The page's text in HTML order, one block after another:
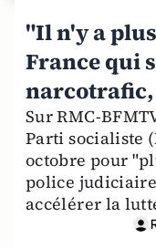
"Il n'y a
France qui
narcotrafic,
Sur RMC-
Parti socialiste
octobre pour
police
accélérer la